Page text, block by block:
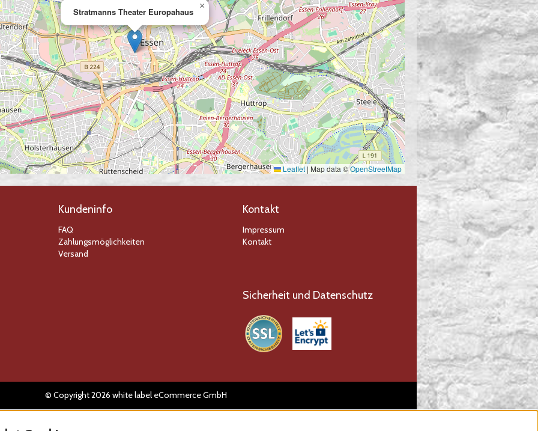
Stratmanns Theater Europahaus
×
Leaflet | Map data ©OpenStreetMap
Kundeninfo
FAQ
Zahlungsmöglichkeiten
Versand
Kontakt
Impressum
Kontakt
Sicherheit und Datenschutz
© Copyright 2026 white label eCommerce GmbH